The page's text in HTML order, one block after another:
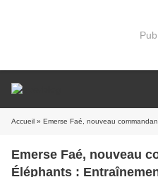
Accueil » Emerse Faé, nouveau commandant des Éléphants : Entraînement
Emerse Faé, nouveau
Éléphants :